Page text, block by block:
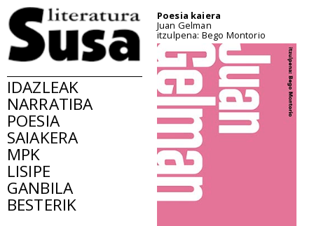
IDAZLEAK
NARRATIBA
POESIA
SAIAKERA
MPK
LISIPE
GANBILA
BESTERIK
Poesia kaiera
Juan Gelman
itzulpena: Bego Montorio